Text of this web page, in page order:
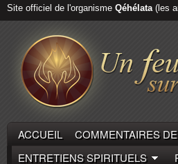
Site officiel de l'organisme Qéhélata(les
ACCUEIL COMMENTAIRES
ENTRETIENS SPIRITUELS